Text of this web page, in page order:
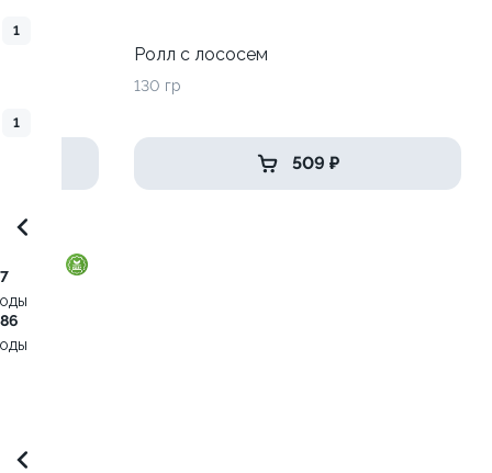
1
1
Ролл с лососем
130 гр
509 ₽